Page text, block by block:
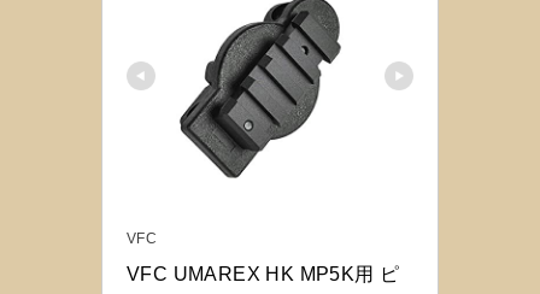
VFC
VFC UMAREX HK MP5K用 ピ